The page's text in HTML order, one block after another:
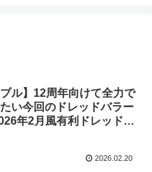
ブル】12周年向けて全力で
い今回のドレッドバラー
2026.02.20